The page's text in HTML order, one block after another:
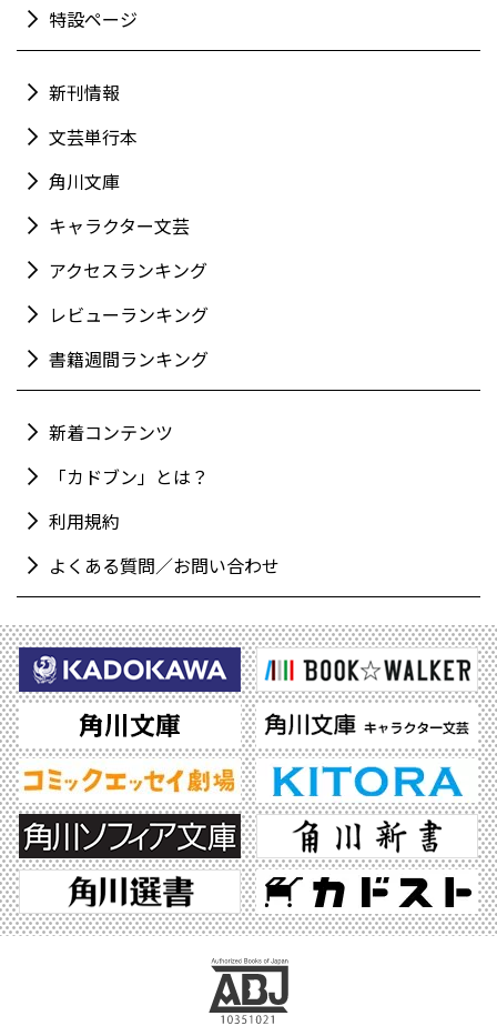
特設ページ
新刊情報
文芸単行本
角川文庫
キャラクター文芸
アクセスランキング
レビューランキング
書籍週間ランキング
新着コンテンツ
「カドブン」とは？
利用規約
よくある質問／お問い合わせ